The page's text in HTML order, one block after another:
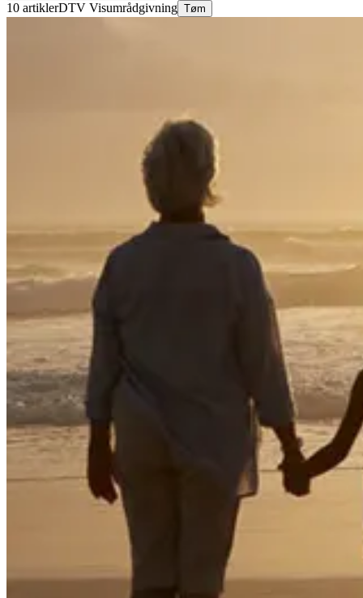
10 artiklerDTV Visumrådgivning Tøm